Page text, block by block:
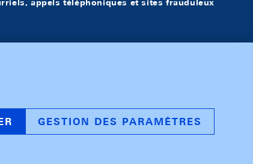
appels téléphoniques et sites frauduleux
GESTION DES PARAMÈTRES